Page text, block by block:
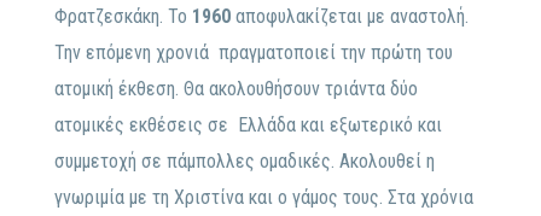
Φρατζεσκάκη. Το 1960 αποφυλακίζεται με αναστολή.
Την επόμενη χρονιά πραγματοποιεί την πρώτη του
ατομική έκθεση. Θα ακολουθήσουν τριάντα δύο
ατομικές εκθέσεις σε Ελλάδα και εξωτερικό και
συμμετοχή σε πάμπολλες ομαδικές. Ακολουθεί η
γνωριμία με τη Χριστίνα και ο γάμος τους. Στα χρόνια